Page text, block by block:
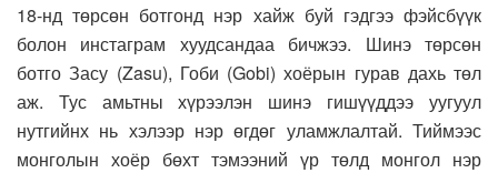
18-нд төрсөн ботгонд нэр хайж буй гэдгээ фэйсбүүк
болон инстаграм хуудсандаа бичжээ. Шинэ төрсөн
ботго Засу (Zasu), Гоби (Gobi) хоёрын гурав дахь төл
аж. Тус амьтны хүрээлэн шинэ гишүүддээ уугуул
нутгийнх нь хэлээр нэр өгдөг уламжлалтай. Тиймээс
монголын хоёр бөхт тэмээний үр төлд монгол нэр